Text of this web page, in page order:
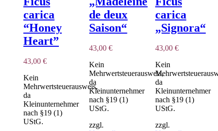
carica
“Honey
Heart”
43,00 €
Kein
Mehrwertsteuerausweis,
da
Kleinunternehmer
nach §19 (1)
UStG.
de deux
Saison“
43,00€
Kein
Mehrwertsteuerausweis,
da
Kleinunternehmer
nach §19 (1)
UStG.
zzgl.
carica
„Signora“
43,00 €
Kein
da
Kleinunternehmer
nach §19 (1)
UStG.
zzgl.